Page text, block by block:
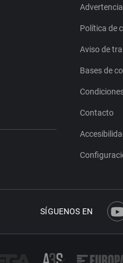
Advertencia
Política de
Aviso de
Bases de
Contacto
SÍGUENOS EN